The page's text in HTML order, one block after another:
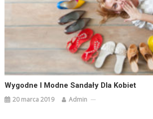
Wygodne I Modne Sandały Dla Kobiet
20 marca 2019 Admin